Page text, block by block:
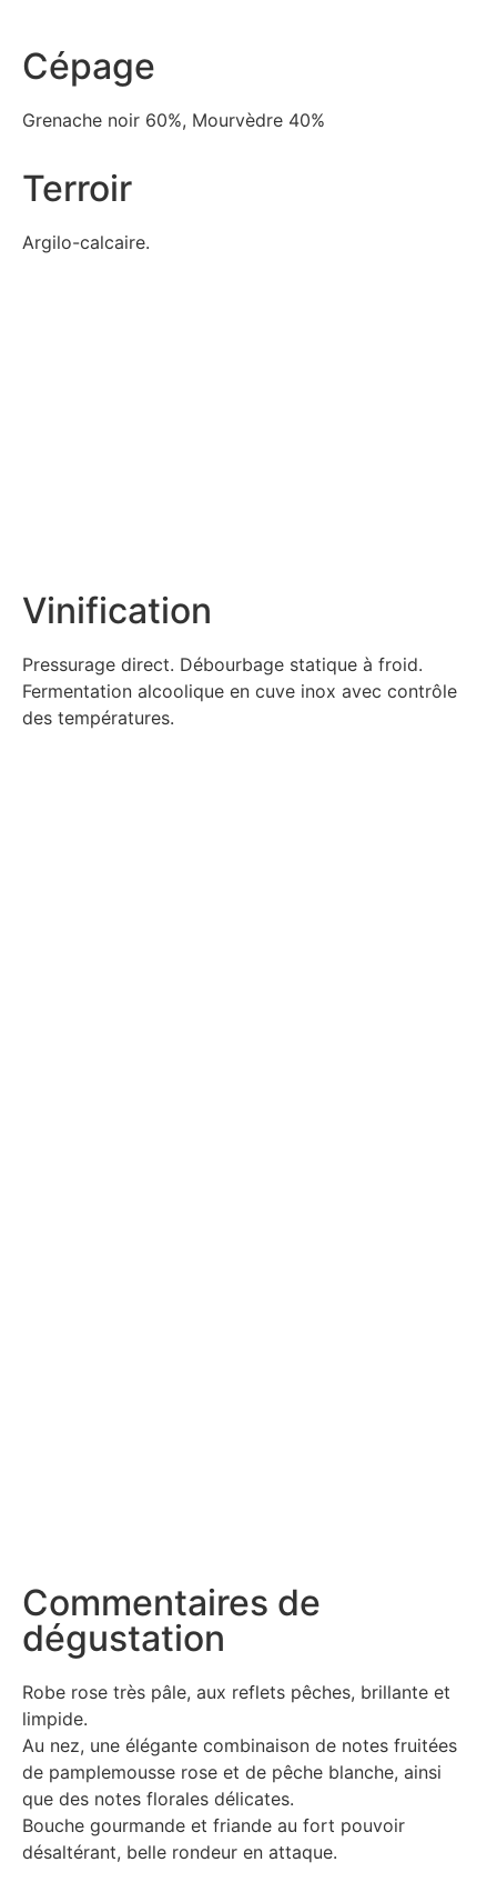
Cépage
Grenache noir 60%, Mourvèdre 40%
Terroir
Argilo-calcaire.
Vinification
Pressurage direct. Débourbage statique à froid.
Fermentation alcoolique en cuve inox avec contrôle
des températures.
Commentaires de
dégustation
Robe rose très pâle, aux reflets pêches, brillante et
limpide.
Au nez, une élégante combinaison de notes fruitées
de pamplemousse rose et de pêche blanche, ainsi
que des notes florales délicates.
Bouche gourmande et friande au fort pouvoir
désaltérant, belle rondeur en attaque.